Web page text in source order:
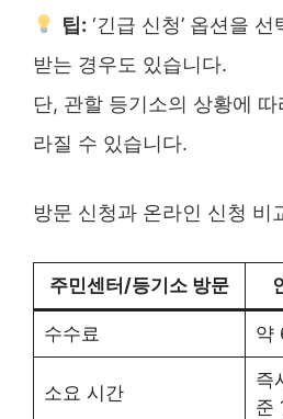
팁: ‘긴급 신청’ 옵션을
받는 경우도 있습니다.
단, 관할 등기소의 상황에
라질 수 있습니다.
방문 신청과 온라인 신청 비
주민센터/등기소 방문
수수료 약
소요 시간
즉
준